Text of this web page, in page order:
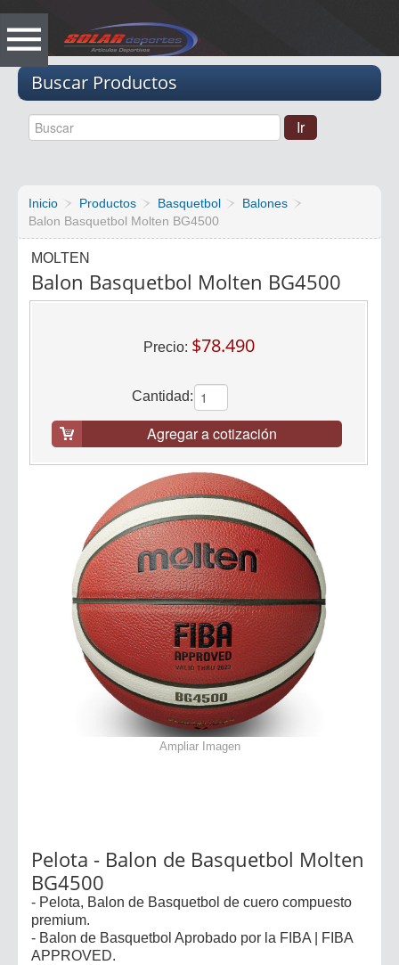
Buscar Productos
Inicio Productos Basquetbol
Balones
Balon Basquetbol Molten BG4500
MOLTEN
Balon Basquetbol Molten BG4500
Precio: $78.490
Cantidad:
Agregar a cotización
Ampliar Imagen
Pelota - Balon de Basquetbol Molten
BG4500
- Pelota, Balon de Basquetbol de cuero compuesto
premium.
- Balon de Basquetbol Aprobado por la FIBA | FIBA
APPROVED.